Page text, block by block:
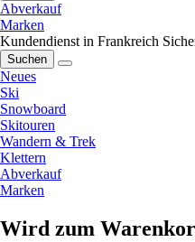
Abverkauf
Marken
Kundendienst in Frankreich
Suchen
Neues
Ski
Snowboard
Skitouren
Wandern & Trek
Klettern
Abverkauf
Marken
Wird zum